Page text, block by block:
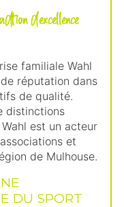
d'excellence
familiale Wahl
réputation dans
de qualité.
distinctions
est un acteur
et
de Mulhouse.
DU SPORT